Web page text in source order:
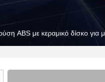
ABS με κεραμικό δίσκο για